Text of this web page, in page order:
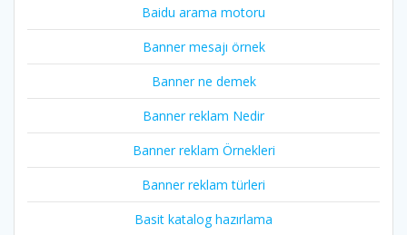
Baidu arama motoru
Banner mesajı örnek
Banner ne demek
Banner reklam Nedir
Banner reklam Örnekleri
Banner reklam türleri
Basit katalog hazırlama